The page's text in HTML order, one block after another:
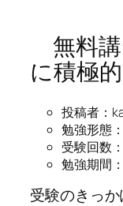
無料
に積極
投稿者：
勉強形態
受験回数
勉強期間
受験のきっか